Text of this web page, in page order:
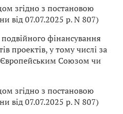
згідно з постановою
від 07.07.2025 р. N 807)
фінансування
проектів, у тому числі за
Союзом чи
згідно з постановою
від 07.07.2025 р. N 807)